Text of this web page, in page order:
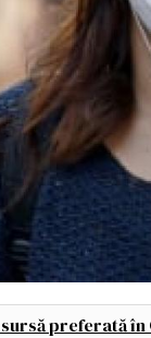
preferată în